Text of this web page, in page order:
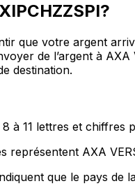
que votre argent
de l’argent à
destination.
à 11 lettres et
représentent AXA
que le pays de